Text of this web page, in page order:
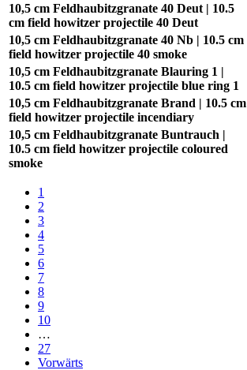
10,5 cm Feldhaubitzgranate 40 Deut | 10.5
cm field howitzer projectile 40 Deut
10,5 cm Feldhaubitzgranate 40 Nb | 10.5 cm
field howitzer projectile 40 smoke
10,5 cm Feldhaubitzgranate Blauring 1 |
10.5 cm field howitzer projectile blue ring 1
10,5 cm Feldhaubitzgranate Brand | 10.5 cm
field howitzer projectile incendiary
10,5 cm Feldhaubitzgranate Buntrauch |
10.5 cm field howitzer projectile coloured
smoke
1
2
3
4
5
6
7
8
9
10
…
27
Vorwärts